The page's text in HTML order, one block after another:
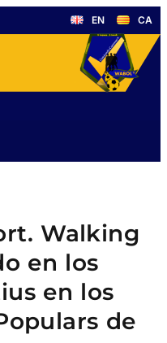
EN CA
Walking
en los
en los
de